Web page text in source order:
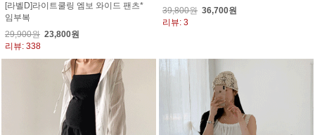
[라벨D]라이트쿨링 엠보 와이드 팬츠*
임부복
29,900원 23,800원
리뷰: 338
39,800원 36,700원
리뷰: 3